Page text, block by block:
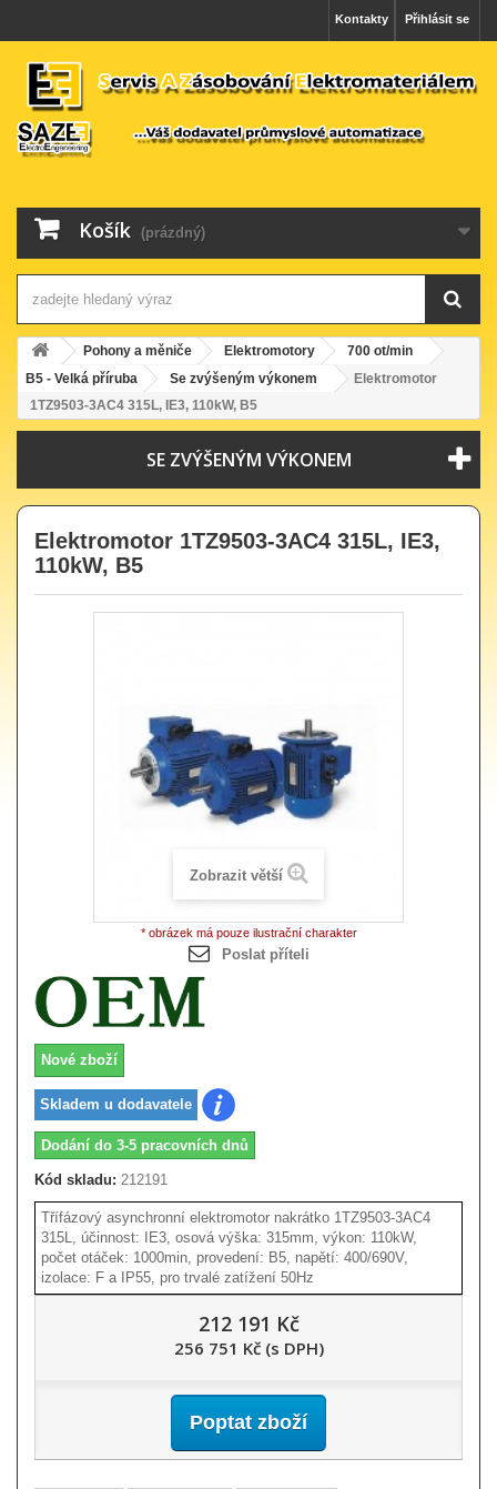
Přihlásit se
Kontakty
Košík (prázdný)
Pohony a měniče Elektromotory
700 ot/min
B5 - Velká příruba
Se zvýšeným výkonem
Elektromotor
1TZ9503-3AC4 315L, IE3, 110kW, B5
SE ZVÝŠENÝM VÝKONEM
Elektromotor 1TZ9503-3AC4 315L, IE3,
110kW, B5
Zobrazit větší
* obrázek má pouze ilustrační charakter
Poslat příteli
Nové zboží
Skladem u dodavatele
Dodání do 3-5 pracovních dnů
Kód skladu: 212191
Třífázový asynchronní elektromotor nakrátko 1TZ9503-3AC4
315L, účinnost: IE3, osová výška: 315mm, výkon: 110kW,
počet otáček: 1000min, provedení: B5, napětí: 400/690V,
izolace: F a IP55, pro trvalé zatížení 50Hz
212 191 Kč
256 751 Kč (s DPH)
Poptat zboží